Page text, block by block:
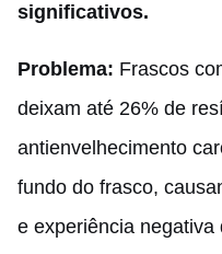
significativos.
Problema: Frascos
deixam até 26% de
antienvelhecimento
fundo do frasco,
e experiência negativa